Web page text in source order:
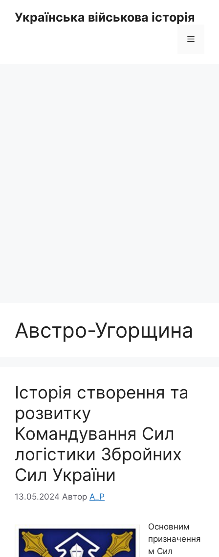
Українська військова історія
Меню
Австро-Угорщина
Історія створення та
розвитку
Командування Сил
логістики Збройних
Сил України
13.05.2024 Автор A_P
Основним
призначення
м Сил